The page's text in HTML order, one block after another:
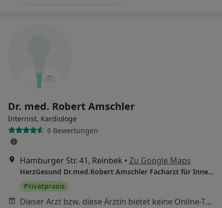
Dr. med. Robert Amschler
Internist, Kardiologe
6 Bewertungen
Hamburger Str. 41, Reinbek • Zu Google Maps
HerzGesund Dr.med.Robert Amschler Facharzt für Innere Medizin und Kardiologie
Privatpraxis
Dieser Arzt bzw. diese Ärztin bietet keine Online-Terminbuchung an diesem Standort an.